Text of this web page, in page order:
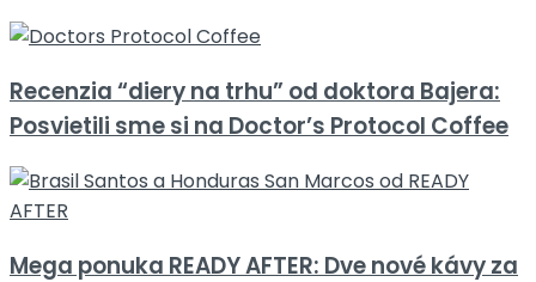
Recenzia “diery na trhu” od doktora Bajera:
Posvietili sme si na Doctor’s Protocol Coffee
Mega ponuka READY AFTER: Dve nové kávy za